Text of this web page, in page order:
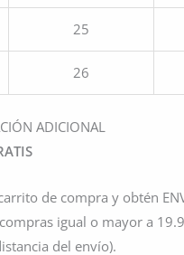
25
26
ADICIONAL
de compra y obtén
igual o mayor a
del envío).